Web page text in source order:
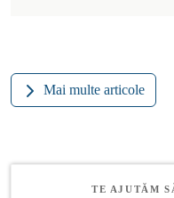
Mai multe articole
TE AJUTĂM